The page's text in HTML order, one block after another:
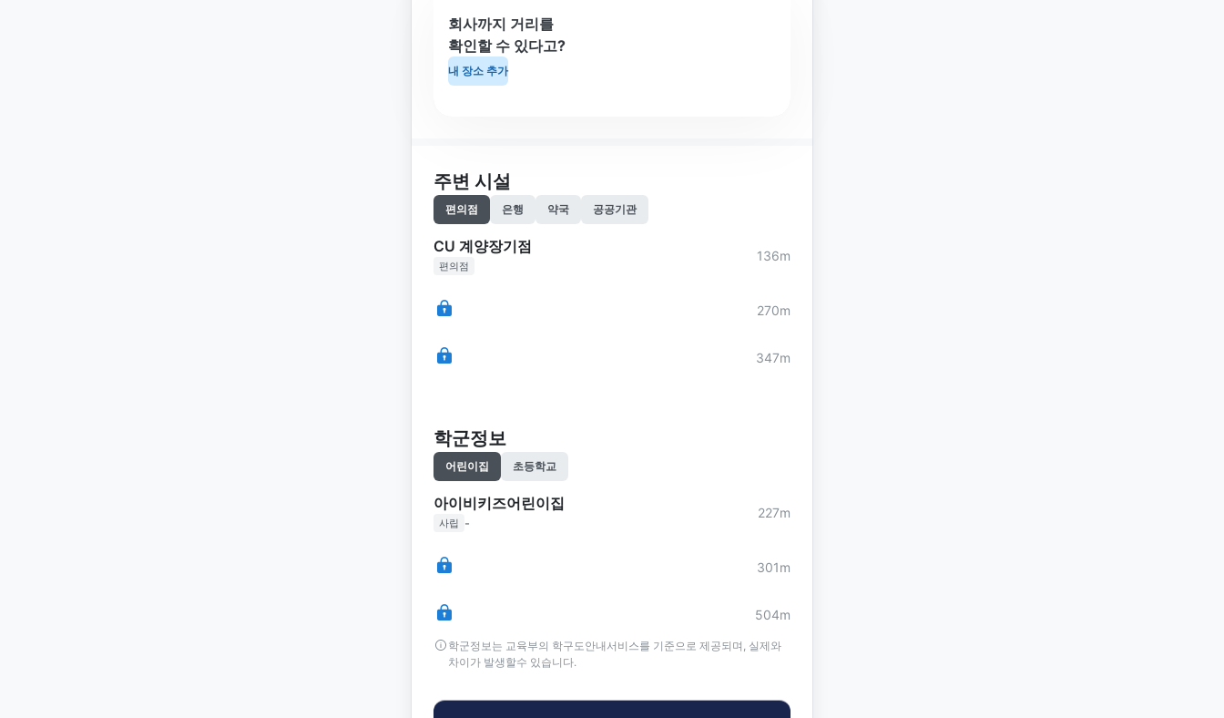
회사까지 거리를
확인할 수 있다고?
내 장소 추가
주변 시설
편의점 은행 약국 공공기관
CU 계양장기점
편의점
136m
270m
347m
학군정보
어린이집 초등학교
아이비키즈어린이집
사립 -
227m
301m
504m
학군정보는 교육부의 학구도안내서비스를 기준으로 제공되며, 실제와
차이가 발생할수 있습니다.